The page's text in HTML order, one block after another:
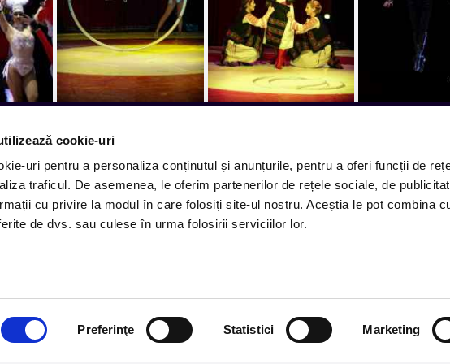
cookie-uri
uri pentru a personaliza conținutul și anunțurile, pentru a oferi funcții de
traficul. De asemenea, le oferim partenerilor de rețele sociale, de
cu privire la modul în care folosiți site-ul nostru. Aceștia le pot combina
de dvs. sau culese în urma folosirii serviciilor lor.
Preferinţe Statistici Marketing
direct in inbox.
primul la care ajung evenimentele noi.
Cum comand
Metode plata
Metode livrare